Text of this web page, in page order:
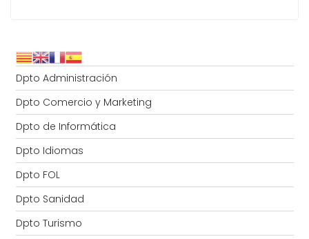
Dpto Administración
Dpto Comercio y Marketing
Dpto de Informática
Dpto Idiomas
Dpto FOL
Dpto Sanidad
Dpto Turismo